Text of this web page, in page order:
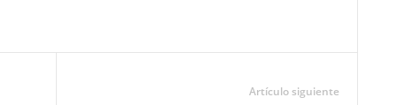
Artículo siguiente